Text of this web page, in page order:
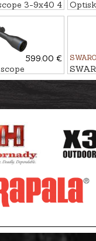
3-9x40 4
rings
Z8i
599.00 €
20x50 SFP
1-